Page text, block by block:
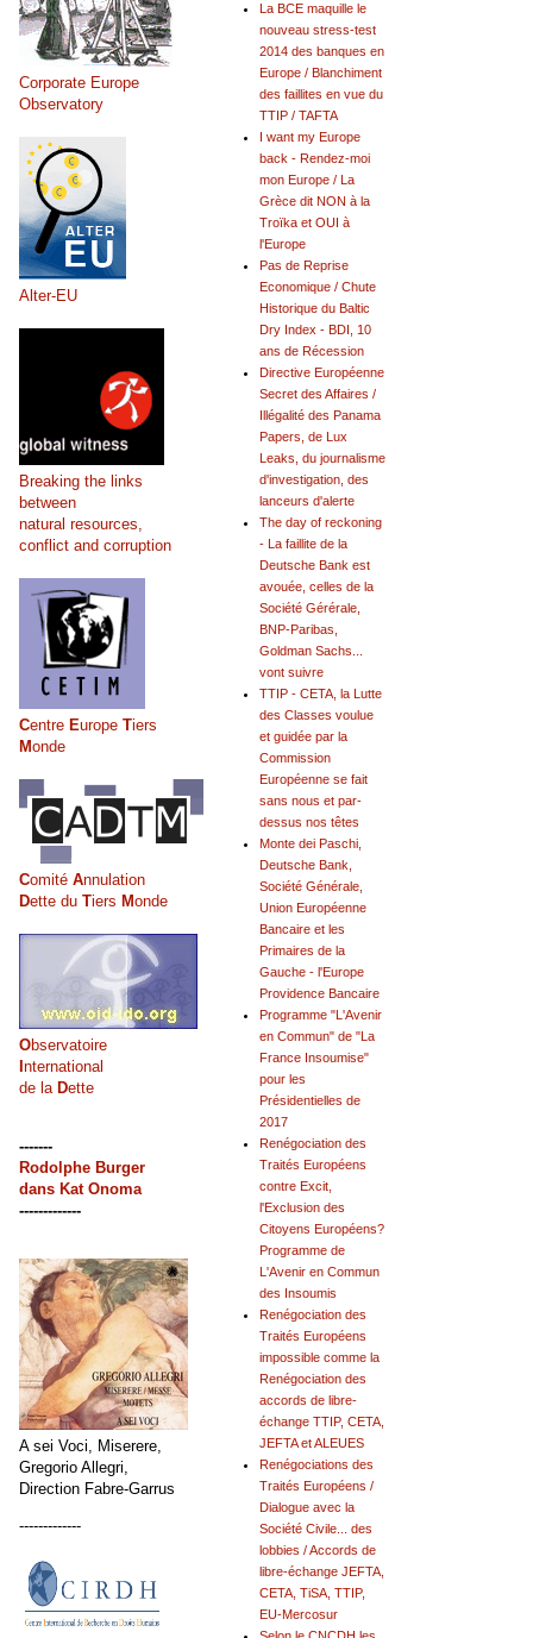
La BCE maquille le
nouveau stress-test
2014 des banques en
Europe / Blanchiment
des faillites en vue du
TTIP / TAFTA
I want my Europe
back - Rendez-moi
mon Europe / La
Grèce dit NON à la
Troïka et OUI à
l'Europe
Pas de Reprise
Economique / Chute
Historique du Baltic
Dry Index - BDI, 10
ans de Récession
Directive Européenne
Secret des Affaires /
Illégalité des Panama
Papers, de Lux
Leaks, du journalisme
d'investigation, des
lanceurs d'alerte
The day of reckoning
- La faillite de la
Deutsche Bank est
avouée, celles de la
Société Gérérale,
BNP-Paribas,
Goldman Sachs...
vont suivre
TTIP - CETA, la Lutte
des Classes voulue
et guidée par la
Commission
Européenne se fait
sans nous et par-
dessus nos têtes
Monte dei Paschi,
Deutsche Bank,
Société Générale,
Union Européenne
Bancaire et les
Primaires de la
Gauche - l'Europe
Providence Bancaire
Programme "L'Avenir
en Commun" de "La
France Insoumise"
pour les
Présidentielles de
2017
Renégociation des
Traités Européens
contre Excit,
l'Exclusion des
Citoyens Européens?
Programme de
L'Avenir en Commun
des Insoumis
Renégociation des
Traités Européens
impossible comme la
Renégociation des
accords de libre-
échange TTIP, CETA,
JEFTA et ALEUES
Renégociations des
Traités Européens /
Dialogue avec la
Société Civile... des
lobbies / Accords de
libre-échange JEFTA,
CETA, TiSA, TTIP,
EU-Mercosur
Corporate Europe
Observatory
Alter-EU
Breaking the links
between
natural resources,
conflict and corruption
Centre Europe Tiers
Monde
Comité Annulation
Dette du Tiers Monde
Observatoire
International
de la Dette
-------
Rodolphe Burger
dans Kat Onoma
-------------
A sei Voci, Miserere,
Gregorio Allegri,
Direction Fabre-Garrus
-------------